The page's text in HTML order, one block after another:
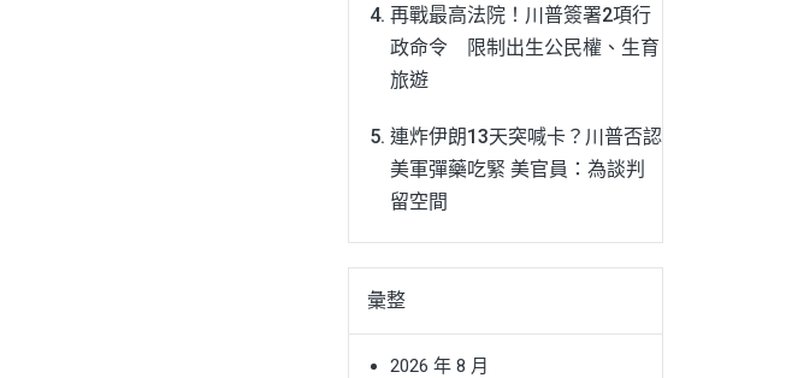
再戰最高法院！川普簽署2項行
政命令 限制出生公民權、生育
旅遊
連炸伊朗13天突喊卡？川普否認
美軍彈藥吃緊 美官員：為談判
留空間
彙整
2026 年 8 月